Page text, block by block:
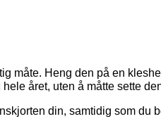
måte. Heng den på en
året, uten å måtte sette
din, samtidig som du